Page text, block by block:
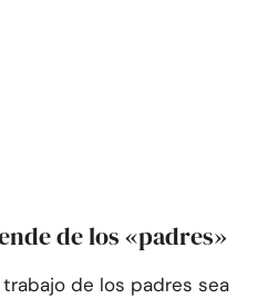
de los «padres»
de los padres sea